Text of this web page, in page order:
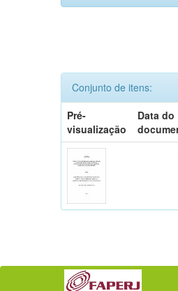
Conjunto de itens:
Pré-
visualização
Data do